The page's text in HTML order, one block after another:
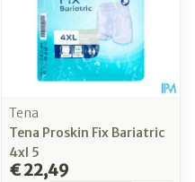
Tena
Tena Proskin Fix Bariatric
4xl 5
€ 22,49